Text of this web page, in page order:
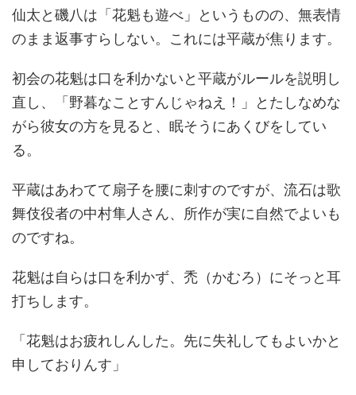
仙太と磯八は「花魁も遊べ」というものの、無表情
のまま返事すらしない。これには平蔵が焦ります。
初会の花魁は口を利かないと平蔵がルールを説明し
直し、「野暮なことすんじゃねえ！」とたしなめな
がら彼女の方を見ると、眠そうにあくびをしてい
る。
平蔵はあわてて扇子を腰に刺すのですが、流石は歌
舞伎役者の中村隼人さん、所作が実に自然でよいも
のですね。
花魁は自らは口を利かず、禿（かむろ）にそっと耳
打ちします。
「花魁はお疲れしんした。先に失礼してもよいかと
申しておりんす」